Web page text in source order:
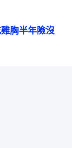
胸半年險沒